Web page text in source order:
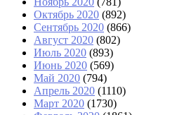
Октябрь 2020 (892)
Сентябрь 2020 (866)
Август 2020 (802)
Июль 2020 (893)
Июнь 2020 (569)
Май 2020 (794)
Апрель 2020 (1110)
Март 2020 (1730)